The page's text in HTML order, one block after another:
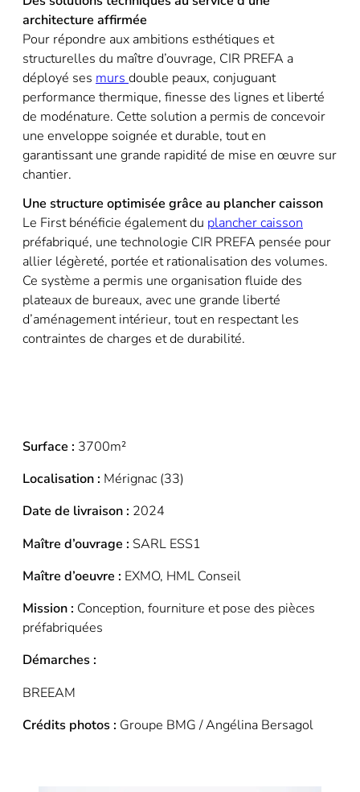
architecture affirmée
Pour répondre aux ambitions esthétiques et
structurelles du maître d’ouvrage, CIR PREFA a
déployé ses mursdouble peaux, conjuguant
performance thermique, finesse des lignes et liberté
de modénature. Cette solution a permis de concevoir
une enveloppe soignée et durable, tout en
garantissant une grande rapidité de mise en œuvre sur
chantier.
​Une structure optimisée grâce au plancher caisson
Le First bénéficie également du plancher caisson
préfabriqué, une technologie CIR PREFA pensée pour
allier légèreté, portée et rationalisation des volumes.
Ce système a permis une organisation fluide des
plateaux de bureaux, avec une grande liberté
d’aménagement intérieur, tout en respectant les
contraintes de charges et de durabilité.
Surface : 3700m²
Localisation : Mérignac (33)
Date de livraison : 2024
Maître d’ouvrage : SARL ESS1
Maître d’oeuvre : EXMO, HML Conseil
Mission : Conception, fourniture et pose des pièces
préfabriquées
Démarches :
BREEAM
Crédits photos : Groupe BMG / Angélina Bersagol